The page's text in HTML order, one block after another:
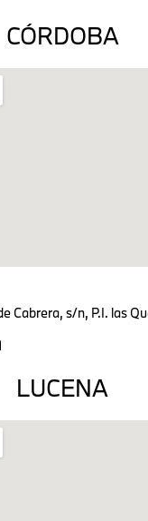
CÓRDOBA
Cabrera, s/n, P.I. las
LUCENA